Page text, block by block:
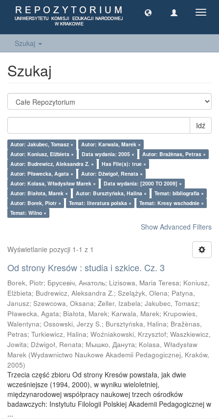
Szukaj
Szukaj
Idź
Autor: Jakubec, Tomasz ×
Autor: Karwala, Marek ×
Autor: Koniusz, Elżbieta ×
Data wydania: 2005 ×
Autor: Bražènas, Petras ×
Autor: Budrewicz, Aleksandra Z. ×
Has File(s): true ×
Autor: Pławecka, Agata ×
Autor: Dźwigoł, Renata ×
Autor: Kolasa, Władysław Marek ×
Data wydania: [2000 TO 2009] ×
Autor: Białota, Marek ×
Autor: Bursztyńska, Halina ×
Temat: bibliografia ×
Autor: Borek, Piotr ×
Temat: literatura polska ×
Temat: Kresy wschodnie ×
Temat: Wilno ×
Show Advanced Filters
Wyświetlanie pozycji 1-1 z 1
Od strony Kresów : studia i szkice. Cz. 3
Borek, Piotr; Брусевіч, Анатоль; Lizisowa, Maria Teresa; Koniusz,
Elżbieta; Budrewicz, Aleksandra Z.; Szelążyk, Olena; Patyna,
Janusz; Szewcowa, Oksana; Zeller, Izabela; Jakubec, Tomasz;
Pławecka, Agata; Białota, Marek; Karwala, Marek; Krupowies,
Walentyna; Ossowski, Jerzy S.; Bursztyńska, Halina; Bražènas,
Petras; Turkiewicz, Halina; Woźniakowski, Krzysztof; Waszkiewicz,
Jowita; Dźwigoł, Renata; Мышко, Данута; Kolasa, Władysław
Marek (Wydawnictwo Naukowe Akademii Pedagogicznej, Kraków,
2005)
Trzecia część zbioru Od strony Kresów powstała, jak dwie
wcześniejsze (1994, 2000), w wyniku wieloletniej,
międzynarodowej współpracy naukowej trzech ośrodków
badawczych: Instytutu Filologii Polskiej Akademii Pedagogicznej w
...